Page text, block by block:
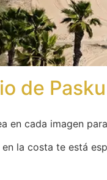
de
en cada imagen
la costa te está